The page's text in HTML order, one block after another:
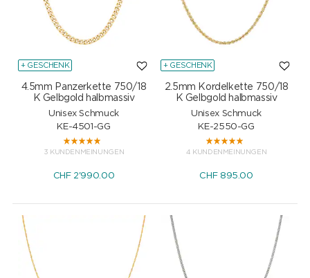
+ GESCHENK
4.5mm Panzerkette 750/18
K Gelbgold halbmassiv
Unisex Schmuck
KE-4501-GG
3 KUNDENMEINUNGEN
CHF2'990.00
+ GESCHENK
2.5mm Kordelkette 750/18
K Gelbgold halbmassiv
Unisex Schmuck
KE-2550-GG
4 KUNDENMEINUNGEN
CHF895.00